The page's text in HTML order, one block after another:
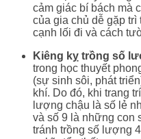
cảm giác bí bách mà
của gia chủ dễ gặp trì
cạnh lối đi và cách
Kiêng kỵ trồng số
trong học thuyết
(sự sinh sôi, phát
khí. Do đó, khi trang
lượng chậu là số lẻ
và số 9 là những con
tránh trồng số lượng